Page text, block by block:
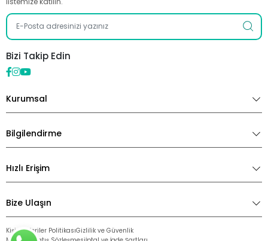
Bizi Takip Edin
Kurumsal
Bilgilendirme
Hızlı Erişim
Bize Ulaşın
Kişisel Veriler PolitikasıGizlilik ve Güvenlik